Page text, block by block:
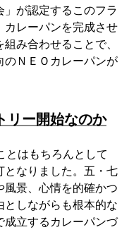
」が認定するこのフラ
カレーパンを完成させ
み合わせることで、
のＮＥＯカレーパンが
リー開始なのか
はもちろんとして
となりました。五・七
風景、心情を的確かつ
としながらも根本的な
成立するカレーパンづ